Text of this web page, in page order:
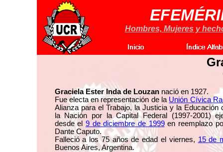
Hombres, Mujeres y
Graciela Ester Inda de Louzannació en 1927.
Fue electa en representación de la Unión Cívica
Alianza para el Trabajo, la Justicia y la Educación
la Nación por la Capital Federal (1997-2001)
desde el 9 de diciembre de 1999en reemplazo
Dante Caputo.
Falleció a los 75 años de edad el viernes, 15 de
Buenos Aires, Argentina.